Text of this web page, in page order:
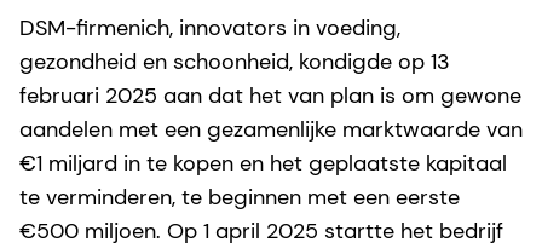
DSM-firmenich, innovators in voeding,
gezondheid en schoonheid, kondigde op 13
februari 2025 aan dat het van plan is om gewone
aandelen met een gezamenlijke marktwaarde van
€1 miljard in te kopen en het geplaatste kapitaal
te verminderen, te beginnen met een eerste
€500 miljoen. Op 1 april 2025 startte het bedrijf